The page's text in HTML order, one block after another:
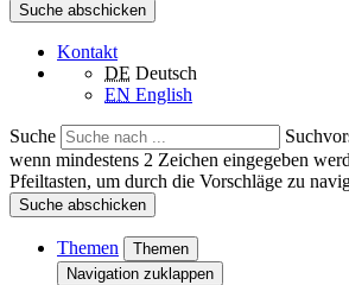
Suche abschicken
Kontakt
DE Deutsch
EN English
Suche
wenn mindestens 2 Zeichen eingegeben
Pfeiltasten, um durch die Vorschläge zu
Suche abschicken
Themen
Themen
Navigation zuklappen